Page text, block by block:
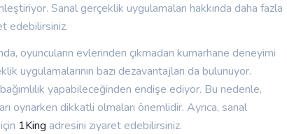
Sanal gerçeklik uygulamaları hakkında daha fazla
edebilirsiniz.
oyuncuların evlerinden çıkmadan kumarhane deneyimi
uygulamalarının bazı dezavantajları da bulunuyor.
yapabileceğinden endişe ediyor. Bu nedenle,
oynarken dikkatli olmaları önemlidir. Ayrıca, sanal
1King adresini ziyaret edebilirsiniz.